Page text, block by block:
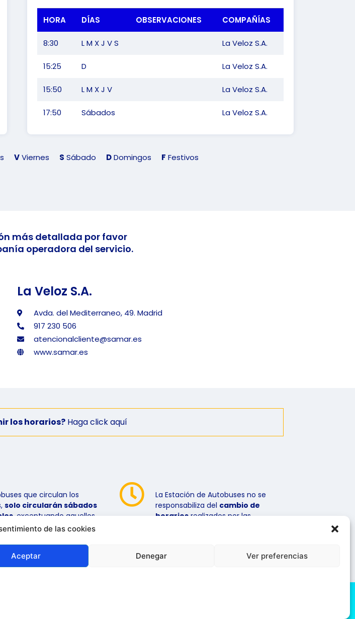
de las cookies
Aceptar Denegar Ver preferencias
HORA DÍAS OBSERVACIONES COMPAÑÍAS
8:30 L M X J V S La Veloz S.A.
15:25 D La Veloz S.A.
15:50 L M X J V La Veloz S.A.
17:50 Sábados La Veloz S.A.
VViernes S Sábado DDomingos F Festivos
más detallada por favor
operadora del servicio.
La Veloz S.A.
Avda. del Mediterraneo, 49. Madrid
917 230 506
atencionalcliente@samar.es
www.samar.es
los horarios? Haga click aquí
que circulan los
solo circularán sábados
, exceptuando aquellos
en festivos.
La Estación de Autobuses no se
responsabiliza del cambio de
horarios realizados por las